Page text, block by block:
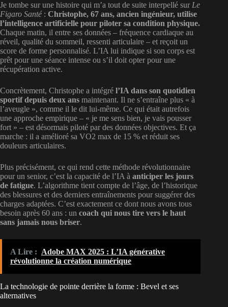
Je tombe sur une histoire qui m’a tout de suite interpellé sur Le
Figaro Santé: Christophe, 67 ans, ancien ingénieur, utilise
l’intelligence artificielle pour piloter sa condition physique.
Chaque matin, il entre ses données – fréquence cardiaque au
réveil, qualité du sommeil, ressenti articulaire – et reçoit un
score de forme personnalisé. L’IA lui indique si son corps est
prêt pour une séance intense ou s’il doit opter pour une
récupération active.
Concrètement, Christophe a intégré l’IA dans son quotidien
sportif depuis deux ans maintenant. Il ne s’entraîne plus « à
l’aveugle », comme il le dit lui-même. Ce qui était autrefois
une approche empirique – « je me sens bien, je vais pousser
fort » – est désormais piloté par des données objectives. Et ça
marche : il a amélioré sa VO2 max de 15 % et réduit ses
douleurs articulaires.
Plus précisément, ce qui rend cette méthode révolutionnaire
pour un senior, c’est la capacité de l’IA à anticiper les jours
de fatigue. L’algorithme tient compte de l’âge, de l’historique
des blessures et des derniers entraînements pour suggérer des
charges adaptées. C’est exactement ce dont nous avons tous
besoin après 60 ans : un coach qui nous tire vers le haut
sans jamais nous briser.
A Lire : Adobe MAX 2025 : L’IA générative
révolutionne la création numérique
La technologie de pointe derrière la forme : Bevel et ses
alternatives